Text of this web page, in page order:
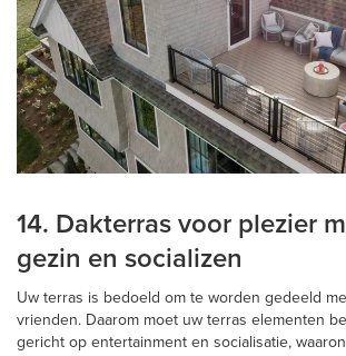
14. Dakterras voor plezier
gezin en socializen
Uw terras is bedoeld om te worden gedeeld
vrienden. Daarom moet uw terras elementen
gericht op entertainment en socialisatie,